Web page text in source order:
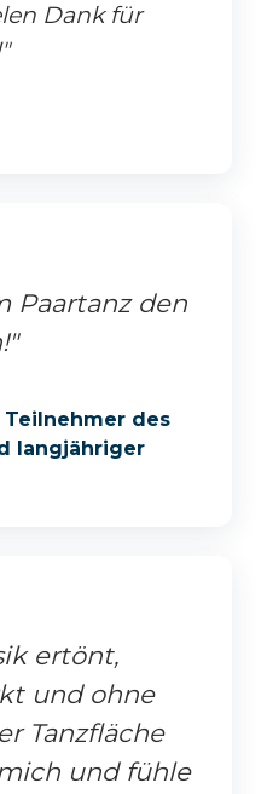
Dank für
Paartanz den
des
langjähriger
ertönt,
und ohne
Tanzfläche
und fühle